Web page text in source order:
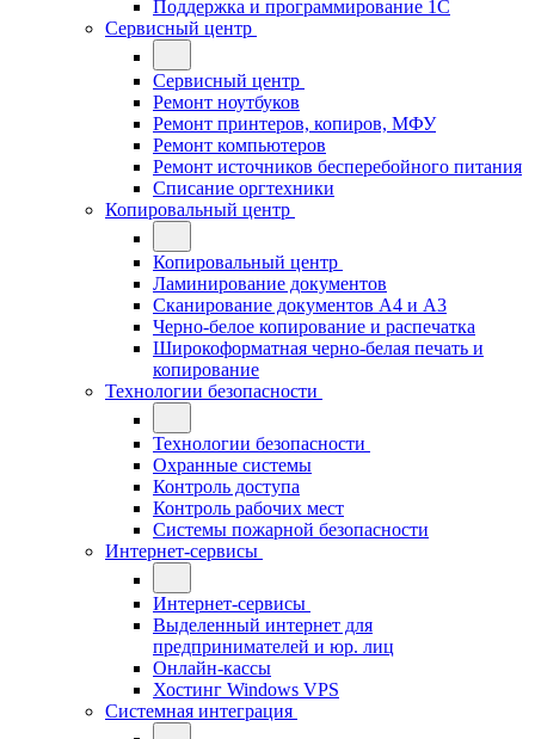
Поддержка и программирование 1С
Сервисный центр
Сервисный центр
Ремонт ноутбуков
Ремонт принтеров, копиров, МФУ
Ремонт компьютеров
Ремонт источников бесперебойного питания
Списание оргтехники
Копировальный центр
Копировальный центр
Ламинирование документов
Сканирование документов А4 и А3
Черно-белое копирование и распечатка
Широкоформатная черно-белая печать и
копирование
Технологии безопасности
Технологии безопасности
Охранные системы
Контроль доступа
Контроль рабочих мест
Системы пожарной безопасности
Интернет-сервисы
Интернет-сервисы
Выделенный интернет для
предпринимателей и юр. лиц
Онлайн-кассы
Хостинг Windows VPS
Системная интеграция